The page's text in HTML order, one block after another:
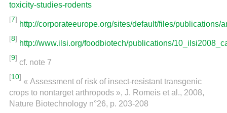
toxicity-studies-rodents
[7]
http://corporateeurope.org/sites/default/files/publications/
[8]
http://www.ilsi.org/foodbiotech/publications/
[9]
cf. note 7
[10]
« Assessment of risk of insect-resistant transgenic
crops to nontarget arthropods », J. Romeis et al., 2008,
Nature Biotechnology n°26, p. 203-208